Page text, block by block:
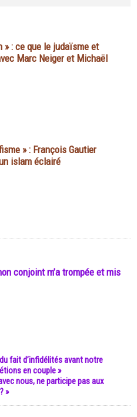
: ce que le judaïsme et
Marc Neiger et Michaël
» : François Gautier
islam éclairé
conjoint m’a trompée et mis
fait d’infidélités avant notre
en couple »
nous, ne participe pas aux
»